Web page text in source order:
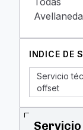
Avellaneda
INDICE DE
Servicio
offset